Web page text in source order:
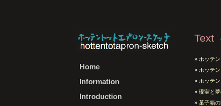
Home
Information
Introduction
Text
» ホッテ
» ホッテ
» ホッテ
» 現実と
» 菓子箱